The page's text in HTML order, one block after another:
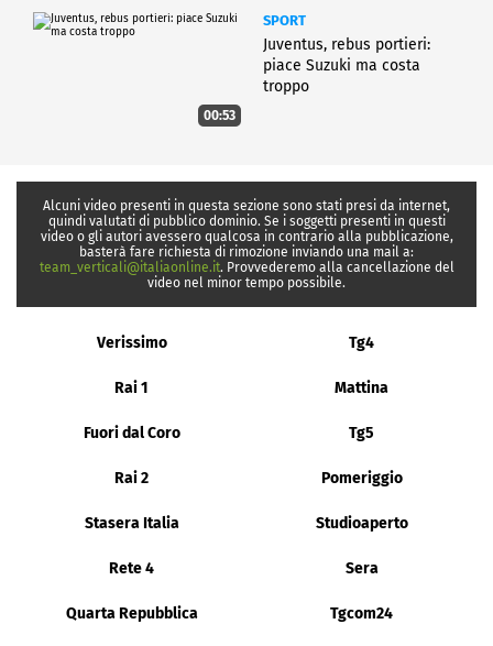
00:53
SPORT
Juventus, rebus portieri:
piace Suzuki ma costa
troppo
Alcuni video presenti in questa sezione sono stati presi da internet,
quindi valutati di pubblico dominio. Se i soggetti presenti in questi
video o gli autori avessero qualcosa in contrario alla pubblicazione,
basterà fare richiesta di rimozione inviando una mail a:
team_verticali@italiaonline.it. Provvederemo alla cancellazione del
video nel minor tempo possibile.
Verissimo Tg4
Rai 1 Mattina
Fuori dal Coro Tg5
Rai 2 Pomeriggio
Stasera Italia Studioaperto
Rete 4 Sera
Quarta Repubblica Tgcom24